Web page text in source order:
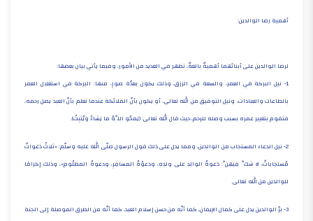
أهمية رضا الوالدين:
لرضا الوالدين على أبنائهما أهميةٌ بالغةٌ، تظهر في العديد من الأمور، وفيما يأتي بيان بعضها:
1- نيل البركة في العمر، والسعة في الرزق، وذلك يكون بعدّة صورٍ، منها: البركة في استغلال العمر
بالطاعات والعبادات، ونيل التوفيق من الله تعالى، أو يكون بأنّ الملائكة عندما تعلم بأنّ العبد يصل رحمه،
فتقوم بتغيير عمره بسبب وصله للرحم، حيث قال الله تعالى: (يَمحُو اللَّهُ ما يَشاءُ وَيُثبِتُ).
2- نيل الدعاء المستجاب من الوالدين، ومما يدل على ذلك قول الرسول صلّى الله عليه وسلّم: «ثلاثُ دَعَواتٌ
مُستجاباتٌ، لا شكَّ فِيهِنَّ: دَعوةُ الوالِدِ على ولدِهِ، ودعوُةُ المسافِرِ، ودعوةُ المظلُومِ»، وذلك إكرامًا
للوالدين من الله تعالى.
3- برّ الوالدين يدل على كمال الإيمان، كما أنّه من حسن إسلام العبد، كما أنّه من الطرق الموصلة إلى الجنة